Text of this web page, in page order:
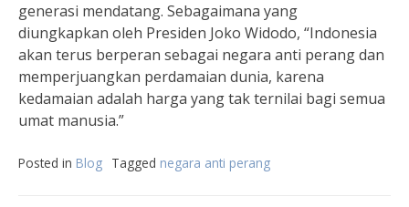
generasi mendatang. Sebagaimana yang
diungkapkan oleh Presiden Joko Widodo, “Indonesia
akan terus berperan sebagai negara anti perang dan
memperjuangkan perdamaian dunia, karena
kedamaian adalah harga yang tak ternilai bagi semua
umat manusia.”
Posted in Blog Tagged negara anti perang